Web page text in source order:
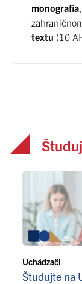
monografia
textu (10
Uchádzači
Študujte na